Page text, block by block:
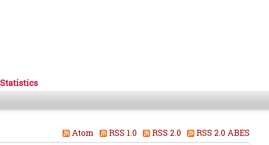
Statistics
Atom RSS 1.0 RSS 2.0
RSS 2.0 ABES